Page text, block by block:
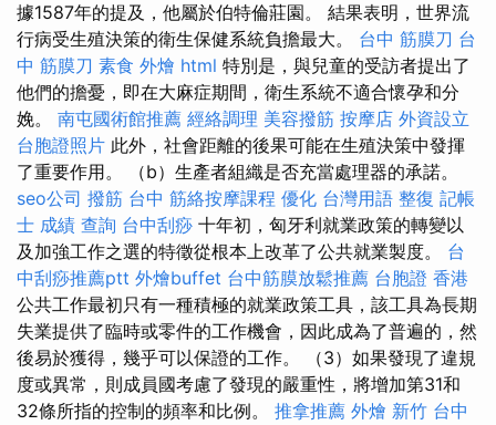
據1587年的提及，他屬於伯特倫莊園。 結果表明，世界流
行病受生殖決策的衛生保健系統負擔最大。 台中 筋膜刀 台
中 筋膜刀 素食 外燴 html 特別是，與兒童的受訪者提出了
他們的擔憂，即在大麻症期間，衛生系統不適合懷孕和分
娩。 南屯國術館推薦 經絡調理 美容撥筋 按摩店 外資設立
台胞證照片 此外，社會距離的後果可能在生殖決策中發揮
了重要作用。 （b）生產者組織是否充當處理器的承諾。
seo公司 撥筋 台中 筋絡按摩課程 優化 台灣用語 整復 記帳
士 成績 查詢 台中刮痧 十年初，匈牙利就業政策的轉變以
及加強工作之選的特徵從根本上改革了公共就業製度。 台
中刮痧推薦ptt 外燴buffet 台中筋膜放鬆推薦 台胞證 香港
公共工作最初只有一種積極的就業政策工具，該工具為長期
失業提供了臨時或零件的工作機會，因此成為了普遍的，然
後易於獲得，幾乎可以保證的工作。 （3）如果發現了違規
度或異常，則成員國考慮了發現的嚴重性，將增加第31和
32條所指的控制的頻率和比例。 推拿推薦 外燴 新竹 台中